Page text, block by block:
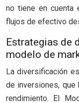
no tiene en
flujos de efectivo
Estrategias de
modelo de
La diversificación
de inversiones,
rendimiento. El